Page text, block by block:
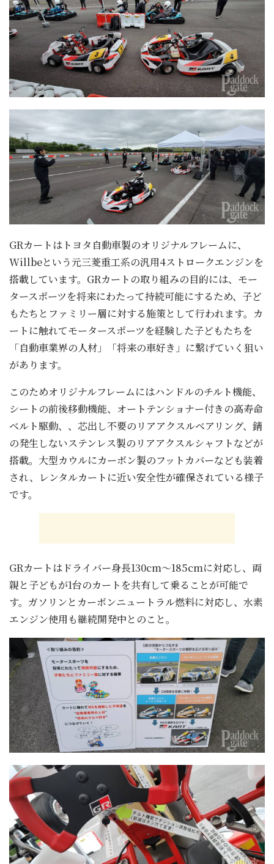
GRカートはトヨタ自動車製のオリジナルフレームに、
Willbeという元三菱重工系の汎用4ストロークエンジンを
搭載しています。GRカートの取り組みの目的には、モー
タースポーツを将来にわたって持続可能にするため、子ど
もたちとファミリー層に対する施策として行われます。カ
ートに触れてモータースポーツを経験した子どもたちを
「自動車業界の人材」「将来の車好き」に繋げていく狙い
があります。
このためオリジナルフレームにはハンドルのチルト機能、
シートの前後移動機能、オートテンショナー付きの高寿命
ベルト駆動、、芯出し不要のリアアクスルベアリング、錆
の発生しないステンレス製のリアアクスルシャフトなどが
搭載。大型カウルにカーボン製のフットカバーなども装着
され、レンタルカートに近い安全性が確保されている様子
です。
GRカートはドライバー身長130cm～185cmに対応し、両
親と子どもが1台のカートを共有して乗ることが可能で
す。ガソリンとカーボンニュートラル燃料に対応し、水素
エンジン使用も継続開発中とのこと。